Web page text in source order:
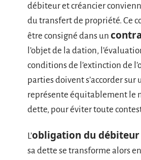
débiteur et créancier
du transfert de propriété. Ce
être consigné dans un
l’objet de la dation,
conditions de l’extinction de
parties doivent s’accorder sur
représente équitablement le
dette, pour éviter toute
L’obligation du débiteur
sa dette se transforme alors